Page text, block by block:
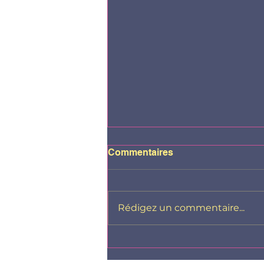
Ma fille est en colère...
Commentaires
Rédigez un commentaire...